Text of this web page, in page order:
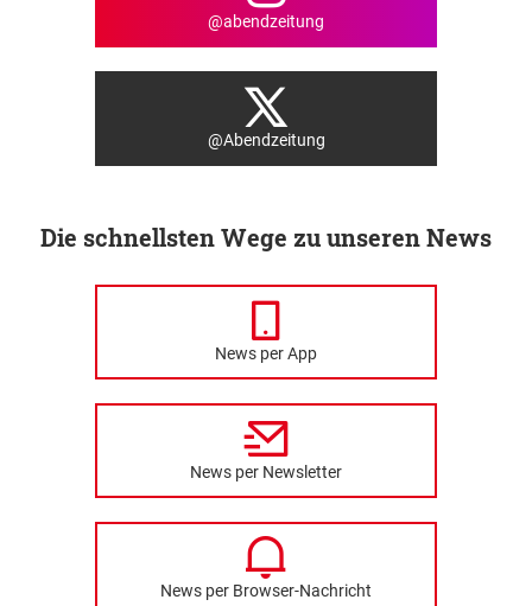
@abendzeitung
@Abendzeitung
Die schnellsten Wege zu unseren News
News per App
News per Newsletter
News per Browser-Nachricht